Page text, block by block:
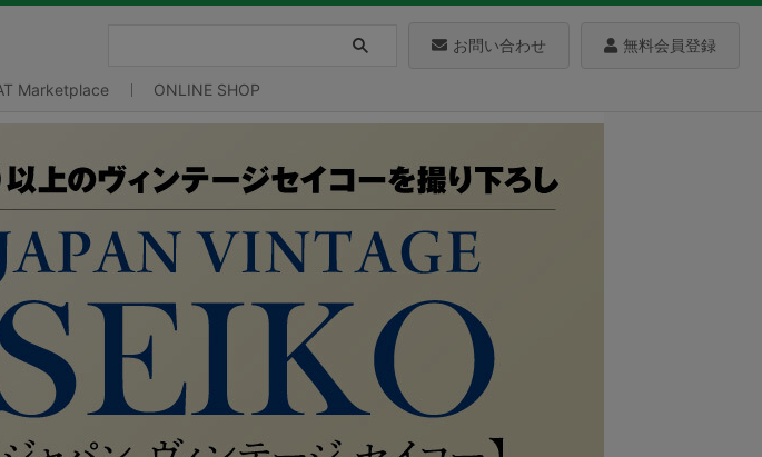
お問い合わせ 無料会員登録
Marketplace ONLINE SHOP